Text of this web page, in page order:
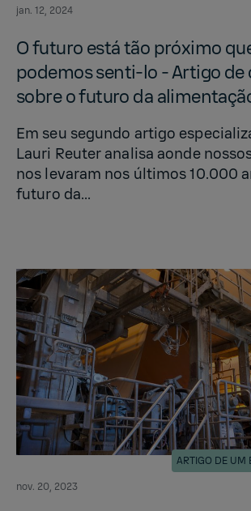
jan. 12, 2024
O fu­turo está tão próximo
podemos senti-lo - Ar­tigo de
sobre o fu­turo da
Em seu segundo artigo
Lauri Reuter analisa aonde
nos levaram nos últimos 10.000
futuro da...
nov. 20, 2023
ARTIGO DE UM